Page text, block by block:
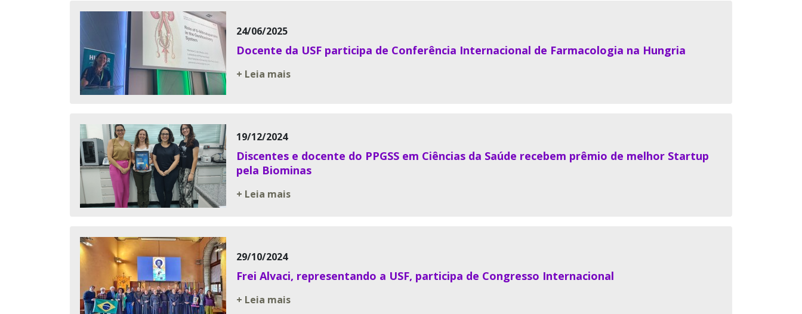
24/06/2025
Docente da USF participa de Conferência Internacional de Farmacologia na Hungria
+ Leia mais
19/12/2024
Discentes e docente do PPGSS em Ciências da Saúde recebem prêmio de melhor Startup
pela Biominas
+ Leia mais
29/10/2024
Frei Alvaci, representando a USF, participa de Congresso Internacional
+ Leia mais